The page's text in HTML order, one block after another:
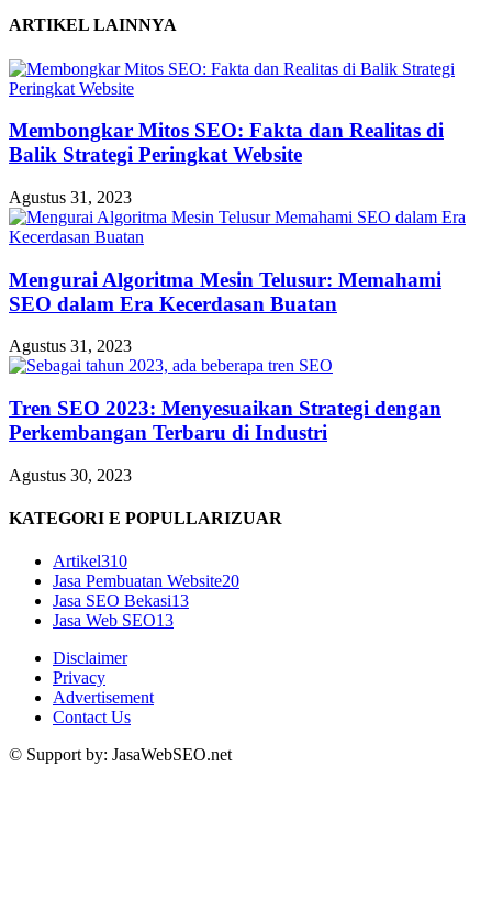
ARTIKEL LAINNYA
Membongkar Mitos SEO: Fakta dan Realitas di
Balik Strategi Peringkat Website
Agustus 31, 2023
Mengurai Algoritma Mesin Telusur: Memahami
SEO dalam Era Kecerdasan Buatan
Agustus 31, 2023
Tren SEO 2023: Menyesuaikan Strategi dengan
Perkembangan Terbaru di Industri
Agustus 30, 2023
KATEGORI E POPULLARIZUAR
Artikel310
Jasa Pembuatan Website20
Jasa SEO Bekasi13
Jasa Web SEO13
Disclaimer
Privacy
Advertisement
Contact Us
© Support by: JasaWebSEO.net